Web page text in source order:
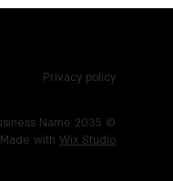
Privacy policy
© 2035 by Business Name.
Made with Wix Studio